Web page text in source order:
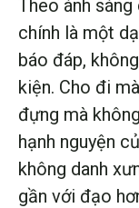
Theo ánh
chính là một
báo đáp,
kiện. Cho đi
đựng mà
hạnh nguyện
không danh
gần với đạo